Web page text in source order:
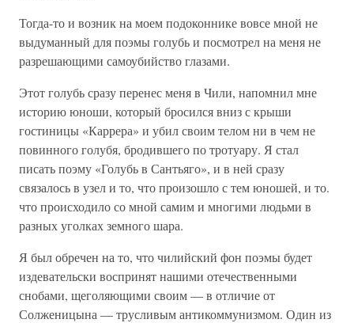
Тогда-то и возник на моем подоконнике вовсе мной не
выдуманный для поэмы голубь и посмотрел на меня не
разрешающими самоубийство глазами.
Этот голубь сразу перенес меня в Чили, напомнил мне
историю юноши, который бросился вниз с крыши
гостиницы «Каррера» и убил своим телом ни в чем не
повинного голубя, бродившего по тротуару. Я стал
писать поэму «Голубь в Сантьяго», и в ней сразу
связалось в узел и то, что произошло с тем юношей, и то.
что происходило со мной самим и многими людьми в
разных уголках земного шара.
Я был обречен на то, что чилийский фон поэмы будет
издевательски воспринят нашими отечественными
снобами, щеголяющими своим — в отличие от
Солженицына — трусливым антикоммунизмом. Один из